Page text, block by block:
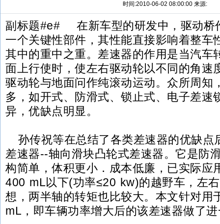
时间:2010-06-02 08:00:00 来源:
副标题#e# 在新车型的研发中，驱动桥
一个关键性部件，其性能直接影响着整车
其中的重中之重。差速器的作用是当汽车
面上行使时，使左右驱动轮以不同的角速
驱动轮与地面问作纯滚动运动。众所周知
多，如开式、防滑式、锁止式、电子差速
异，优缺点明显。
孙传祝等在总结了各类差速器的优缺点
差速器--轴向滑块凸轮式差速器。它是防
构简单，体积更小．成本低廉，已实际应
400 mL以下(功率≤20 kw)的越野车，左
想，两半轴的转矩也比较大。本文针对用
mL，即车辆功率增大后的该差速器做了